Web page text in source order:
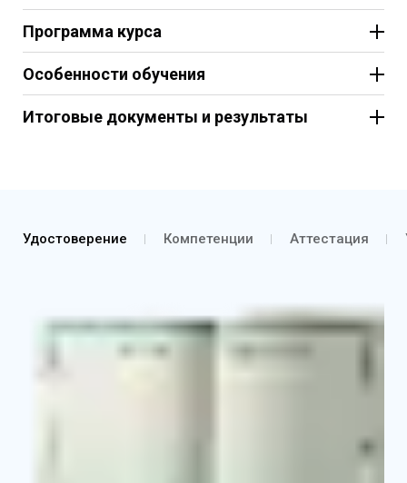
Программа курса
Особенности обучения
Итоговые документы и результаты
Удостоверение о повышении квалификации
Выписка из протокола об аттестации согласно
Удостоверение Компетенции Аттестация